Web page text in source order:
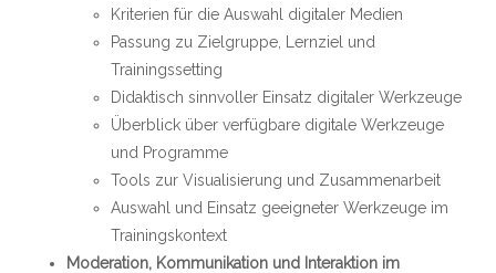
Kriterien für die Auswahl digitaler Medien
Passung zu Zielgruppe, Lernziel und
Trainingssetting
Didaktisch sinnvoller Einsatz digitaler Werkzeuge
Überblick über verfügbare digitale Werkzeuge
und Programme
Tools zur Visualisierung und Zusammenarbeit
Auswahl und Einsatz geeigneter Werkzeuge im
Trainingskontext
Moderation, Kommunikation und Interaktion im